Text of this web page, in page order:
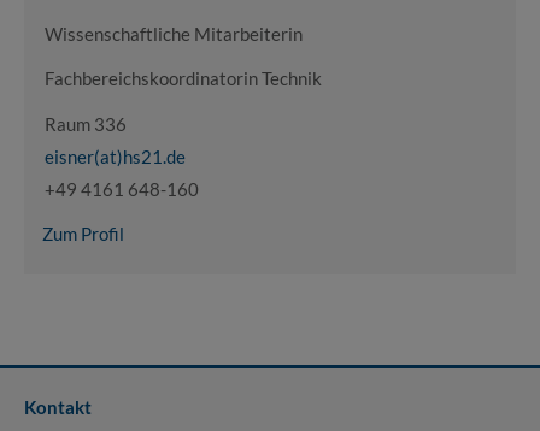
Wissenschaftliche Mitarbeiterin
Fachbereichskoordinatorin Technik
Raum 336
eisner(at)hs21.de
+49 4161 648-160
Zum Profil
Kontakt